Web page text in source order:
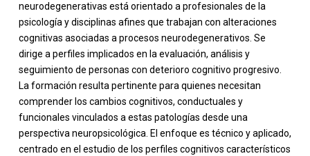
neurodegenerativas está orientado a profesionales de la
psicología y disciplinas afines que trabajan con alteraciones
cognitivas asociadas a procesos neurodegenerativos. Se
dirige a perfiles implicados en la evaluación, análisis y
seguimiento de personas con deterioro cognitivo progresivo.
La formación resulta pertinente para quienes necesitan
comprender los cambios cognitivos, conductuales y
funcionales vinculados a estas patologías desde una
perspectiva neuropsicológica. El enfoque es técnico y aplicado,
centrado en el estudio de los perfiles cognitivos característicos
-